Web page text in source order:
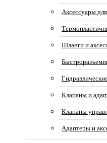
Аксессуары
Шланги и
Клапаны и
Клапаны
Адаптеры и